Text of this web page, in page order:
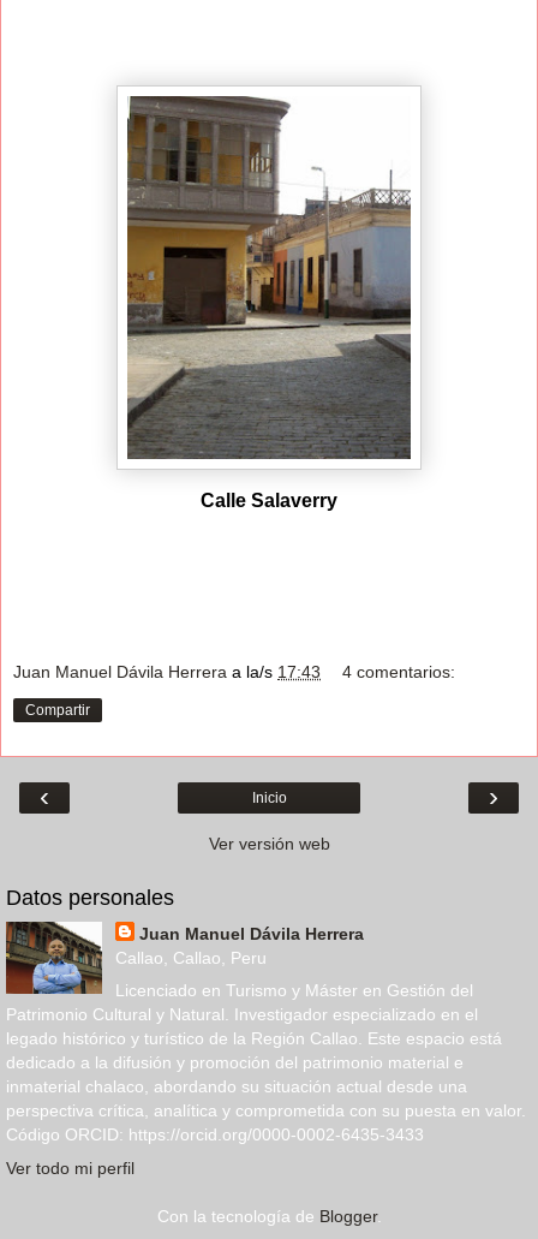
Calle Salaverry
Juan Manuel Dávila Herrera a la/s 17:43 4 comentarios:
Compartir
‹ ›
Inicio
Ver versión web
Datos personales
Juan Manuel Dávila Herrera
Callao, Callao, Peru
Licenciado en Turismo y Máster en Gestión del
Patrimonio Cultural y Natural. Investigador especializado en el
legado histórico y turístico de la Región Callao. Este espacio está
dedicado a la difusión y promoción del patrimonio material e
inmaterial chalaco, abordando su situación actual desde una
perspectiva crítica, analítica y comprometida con su puesta en valor.
Código ORCID: https://orcid.org/0000-0002-6435-3433
Ver todo mi perfil
Con la tecnología de Blogger.